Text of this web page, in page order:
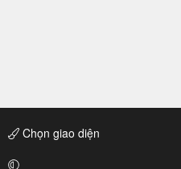
Chọn giao diện